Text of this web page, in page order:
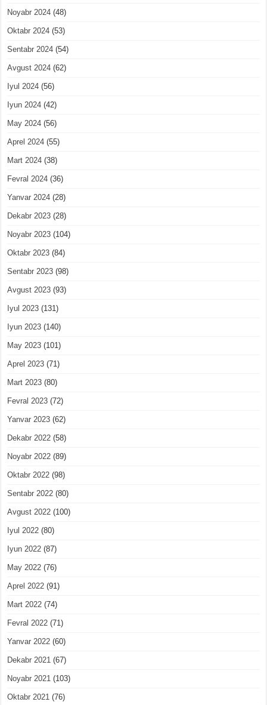
Noyabr 2024 (48)
Oktabr 2024 (53)
Sentabr 2024 (54)
Avgust 2024 (62)
Iyul 2024 (56)
Iyun 2024 (42)
May 2024 (56)
Aprel 2024 (55)
Mart 2024 (38)
Fevral 2024 (36)
Yanvar 2024 (28)
Dekabr 2023 (28)
Noyabr 2023 (104)
Oktabr 2023 (84)
Sentabr 2023 (98)
Avgust 2023 (93)
Iyul 2023 (131)
Iyun 2023 (140)
May 2023 (101)
Aprel 2023 (71)
Mart 2023 (80)
Fevral 2023 (72)
Yanvar 2023 (62)
Dekabr 2022 (58)
Noyabr 2022 (89)
Oktabr 2022 (98)
Sentabr 2022 (80)
Avgust 2022 (100)
Iyul 2022 (80)
Iyun 2022 (87)
May 2022 (76)
Aprel 2022 (91)
Mart 2022 (74)
Fevral 2022 (71)
Yanvar 2022 (60)
Dekabr 2021 (67)
Noyabr 2021 (103)
Oktabr 2021 (76)